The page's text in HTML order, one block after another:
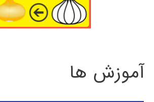
آموزش ها